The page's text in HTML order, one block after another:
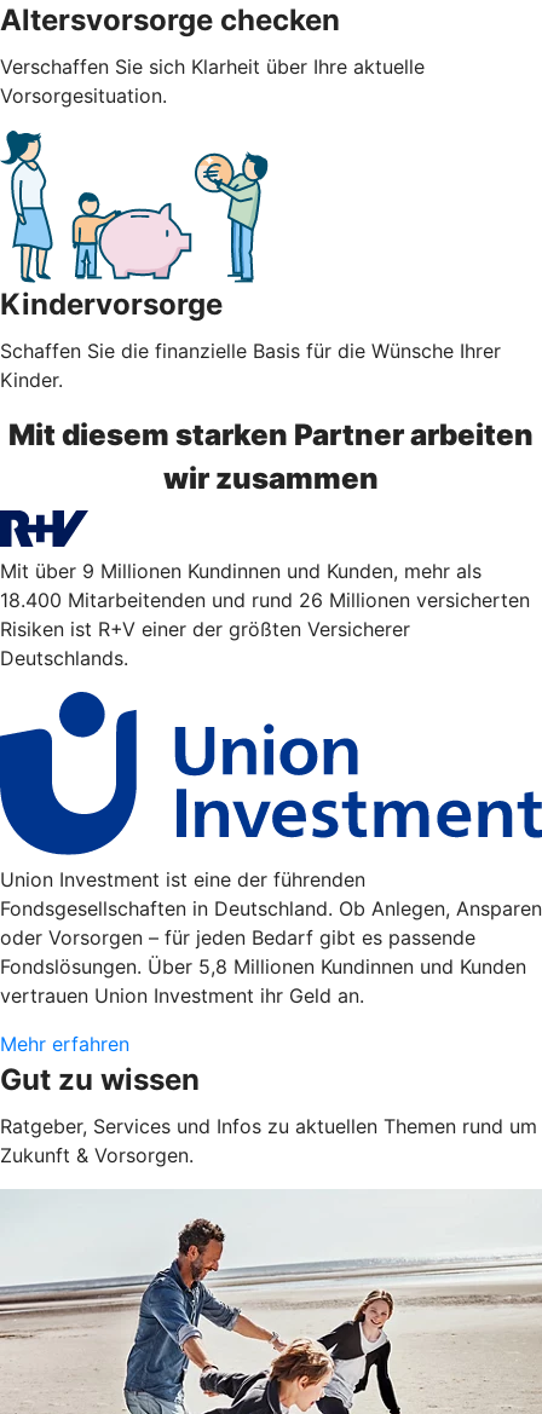
Altersvorsorge checken
Verschaffen Sie sich Klarheit über Ihre aktuelle
Vorsorgesituation.
Kindervorsorge
Schaffen Sie die finanzielle Basis für die Wünsche Ihrer
Kinder.
Mit diesem starken Partner arbeiten
wir zusammen
Mit über 9 Millionen Kundinnen und Kunden, mehr als
18.400 Mitarbeitenden und rund 26 Millionen versicherten
Risiken ist R+V einer der größten Versicherer
Deutschlands.
Union Investment ist eine der führenden
Fondsgesellschaften in Deutschland. Ob Anlegen, Ansparen
oder Vorsorgen – für jeden Bedarf gibt es passende
Fondslösungen. Über 5,8 Millionen Kundinnen und Kunden
vertrauen Union Investment ihr Geld an.
Mehr erfahren
Gut zu wissen
Ratgeber, Services und Infos zu aktuellen Themen rund um
Zukunft & Vorsorgen.